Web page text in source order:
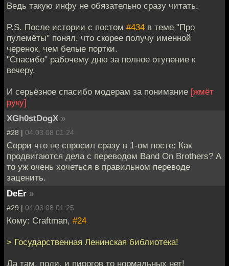
Ведь такую инфу не обязательно сразу читать.
P.S. После истории с постом #434 в теме "Про
пулемёты" понял, что скорее получу именной
черенок, чем белые портки.
"Спасибо" рабочему дню за полное отупение к
вечеру.
И серьёзное спасибо модерам за понимание [жмёт
руку]
XGh0stDogX »
#28 | 04.03.08 01:24
Сорри что не спросил сразу в 1-ом посте: Как
продвигаются дела с переводом Band On Brothers? А
то уж очень хочеться в правильном переводе
заценить.
DeEr »
#29 | 04.03.08 01:25
Кому: Craftman, #24
> Государственная Ленинская библиотека!
Да там, поди, и пирогов то нормальных нет!